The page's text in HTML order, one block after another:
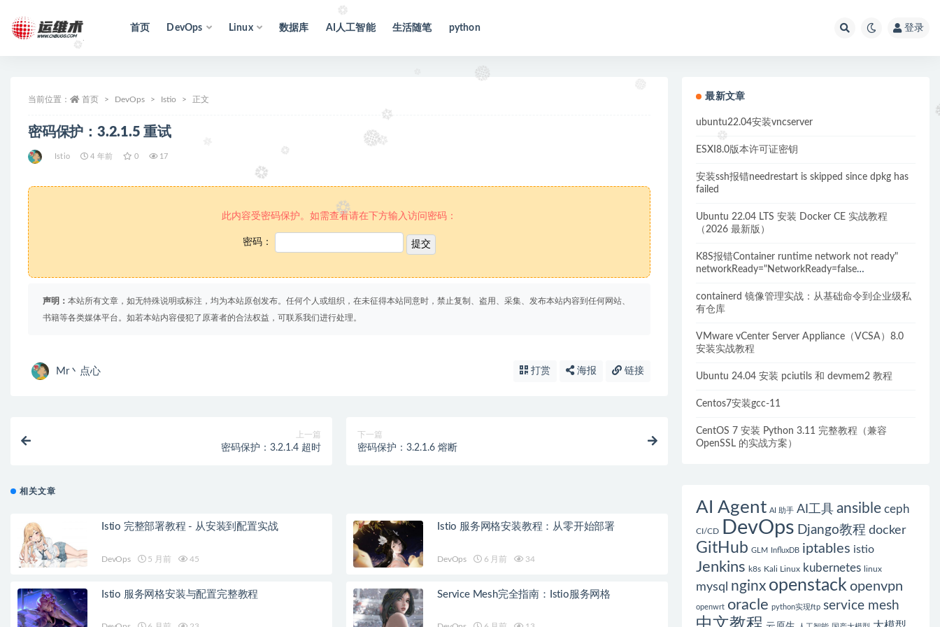
首页 DevOps Linux 数据库 AI人工智能 生活随笔 python 登录
当前位置： 首页 DevOps Istio 正文
密码保护：3.2.1.5 重试
Istio 4 年前 0 17
此内容受密码保护。如需查看请在下方输入访问密码：
密码：
声明： 本站所有文章，如无特殊说明或标注，均为本站原创发布。任何个人或组织，在未征得本站同意时，禁止复制、盗用、采集、发布本站内容到任何网站、
书籍等各类媒体平台。如若本站内容侵犯了原著者的合法权益，可联系我们进行处理。
Mr丶点心 打赏 海报 链接
上一篇
密码保护：3.2.1.4 超时
下一篇
密码保护：3.2.1.6 熔断
相关文章
Istio 完整部署教程 - 从安装到配置实战
DevOps 5 月前 45
Istio 服务网格安装教程：从零开始部署
DevOps 6 月前 34
Istio 服务网格安装与配置完整教程 Service Mesh完全指南：Istio服务网格
最新文章
ubuntu22.04安装vncserver
ESXI8.0版本许可证密钥
安装ssh报错needrestart is skipped since dpkg has
failed
Ubuntu 22.04 LTS 安装 Docker CE 实战教程
（2026 最新版）
K8S报错Container runtime network not ready"
networkReady="NetworkReady=false
containerd 镜像管理实战：从基础命令到企业级私
有仓库
VMware vCenter Server Appliance（VCSA）8.0
安装实战教程
Ubuntu 24.04 安装 pciutils 和 devmem2 教程
Centos7安装gcc-11
CentOS 7 安装 Python 3.11 完整教程（兼容
OpenSSL 的实战方案）
AI Agent AI 助手 AI工具 ansible ceph
CI/CD DevOps Django教程 docker
GitHub GLM InfluxDB iptables istio
Jenkins k8s Kali Linux kubernetes linux
mysql nginx openstack openvpn
openwrt oracle python实现ftp service mesh